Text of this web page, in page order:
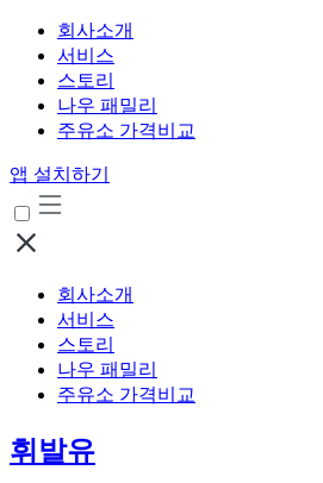
회사소개
서비스
스토리
나우 패밀리
주유소 가격비교
앱 설치하기
회사소개
서비스
스토리
나우 패밀리
주유소 가격비교
휘발유